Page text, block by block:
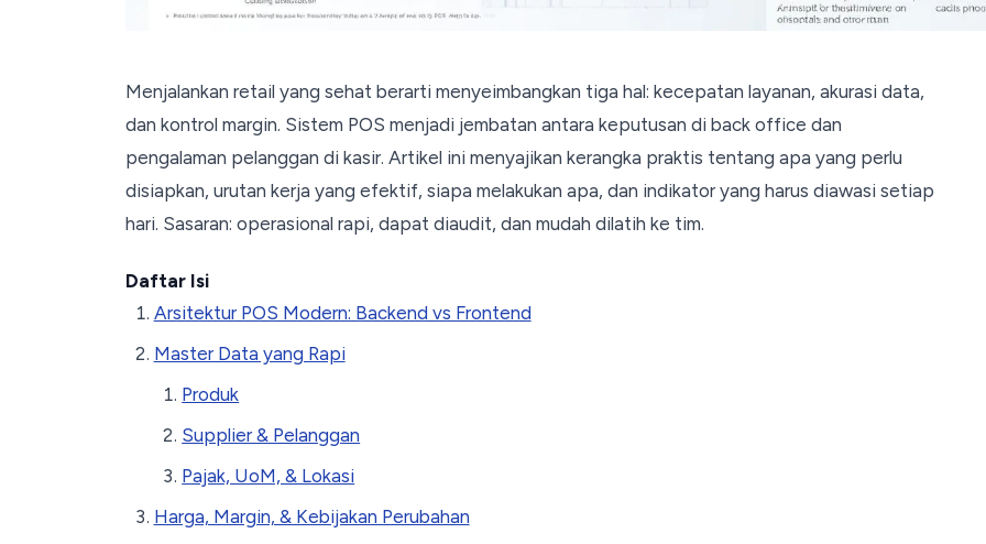
Menjalankan retail yang sehat berarti menyeimbangkan tiga hal: kecepatan layanan, akurasi data,
dan kontrol margin. Sistem POS menjadi jembatan antara keputusan di back office dan
pengalaman pelanggan di kasir. Artikel ini menyajikan kerangka praktis tentang apa yang perlu
disiapkan, urutan kerja yang efektif, siapa melakukan apa, dan indikator yang harus diawasi setiap
hari. Sasaran: operasional rapi, dapat diaudit, dan mudah dilatih ke tim.
Daftar Isi
Arsitektur POS Modern: Backend vs Frontend
Master Data yang Rapi
Produk
Supplier & Pelanggan
Pajak, UoM, & Lokasi
Harga, Margin, & Kebijakan Perubahan